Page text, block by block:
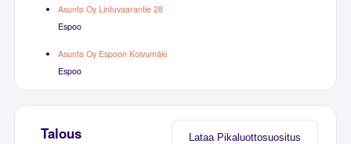
Asunto Oy Lintuvaarantie 28
Espoo
Asunto Oy Espoon Koivumäki
Espoo
Lataa Pikaluottosuositus
Talous